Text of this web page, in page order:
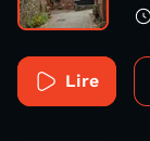
Lire